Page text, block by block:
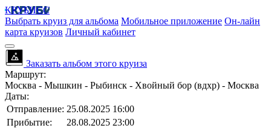
КРУБИСС
Выбрать круиз для альбома Мобильное приложение Он-лайн
карта круизов Личный кабинет
Заказать альбом этого круиза
Маршрут:
Москва - Мышкин - Рыбинск - Хвойный бор (вдхр) - Москва
Даты:
Отправление: 25.08.2025 16:00
Прибытие:
28.08.2025 23:00